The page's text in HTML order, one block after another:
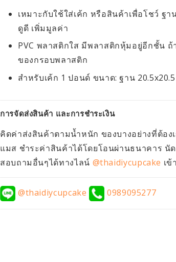
เหมาะกับใช้ใส่เค้ก หรือสินค้าเพื่อโชว์ ฐา
ดูดี เพิ่มมูลค่า
PVC พลาสติกใส มีพลาสติกหุ้มอยู่อีกชั้น ถ้
ของกรอบพลาสติก
สำหรับเค้ก 1 ปอนด์ ขนาด: ฐาน
การจัดส่งสินค้า และการชำระเงิน
คิดค่าส่งสินค้าตามน้ำหนัก ของบางอย่างที่ต้อ
แมส ชำระค่าสินค้าได้โดยโอนผ่านธนาคาร นั
สอบถามอื่นๆได้ทางไลน์ @thaidiycupcake เข้
@thaidiycupcake 0989095277